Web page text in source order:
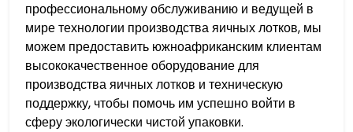
профессиональному обслуживанию и ведущей в
мире технологии производства яичных лотков, мы
можем предоставить южноафриканским клиентам
высококачественное оборудование для
производства яичных лотков и техническую
поддержку, чтобы помочь им успешно войти в
сферу экологически чистой упаковки.